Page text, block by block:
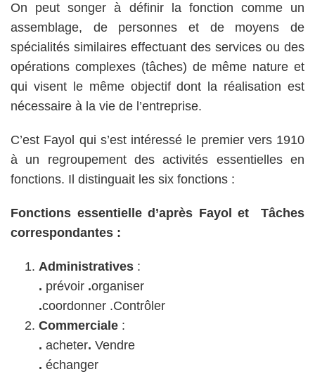
On peut songer à définir la fonction comme un
assemblage, de personnes et de moyens de
spécialités similaires effectuant des services ou des
opérations complexes (tâches) de même nature et
qui visent le même objectif dont la réalisation est
nécessaire à la vie de l’entreprise.
C’est Fayol qui s’est intéressé le premier vers 1910
à un regroupement des activités essentielles en
fonctions. Il distinguait les six fonctions :
Fonctions essentielle d’après Fayol et Tâches
correspondantes :
Administratives :
. prévoir .organiser
.coordonner .Contrôler
Commerciale :
. acheter. Vendre
. échanger